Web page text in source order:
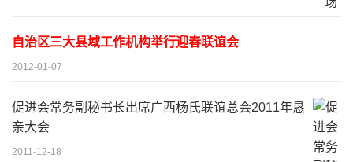
自治区三大县域工作机构举行迎春联谊会
2012-01-07
促进会常务副秘书长出席广西杨氏联谊总会2011年恳
亲大会
2011-12-18